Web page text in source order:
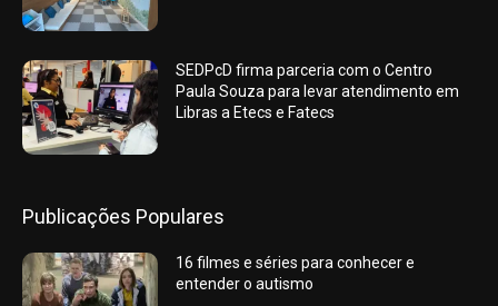
SEDPcD firma parceria com o Centro
Paula Souza para levar atendimento em
Libras a Etecs e Fatecs
Publicações Populares
16 filmes e séries para conhecer e
entender o autismo